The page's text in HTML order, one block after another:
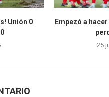
Unión 0
Empezó a
25